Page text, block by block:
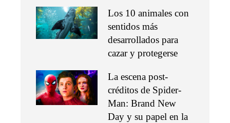
Los 10 animales con
sentidos más
desarrollados para
cazar y protegerse
La escena post-
créditos de Spider-
Man: Brand New
Day y su papel en la